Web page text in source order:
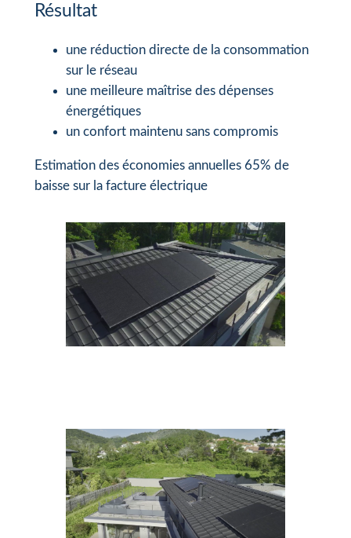
Résultat
une réduction directe de la consommation
sur le réseau
une meilleure maîtrise des dépenses
énergétiques
un confort maintenu sans compromis
Estimation des économies annuelles 65% de
baisse sur la facture électrique